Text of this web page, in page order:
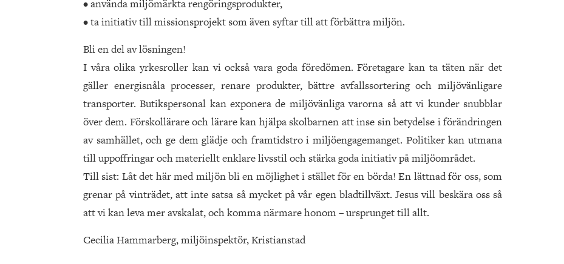
• använda miljömärkta rengöringsprodukter,
• ta initiativ till missionsprojekt som även syftar till att förbättra miljön.
Bli en del av lösningen!
I våra olika yrkesroller kan vi också vara goda föredömen. Företagare kan ta täten när det
gäller energisnåla processer, renare produkter, bättre avfallssortering och miljövänligare
transporter. Butikspersonal kan exponera de miljövänliga varorna så att vi kunder snubblar
över dem. Förskollärare och lärare kan hjälpa skolbarnen att inse sin betydelse i förändringen
av samhället, och ge dem glädje och framtidstro i miljöengagemanget. Politiker kan utmana
till uppoffringar och materiellt enklare livsstil och stärka goda initiativ på miljöområdet.
Till sist: Låt det här med miljön bli en möjlighet i stället för en börda! En lättnad för oss, som
grenar på vinträdet, att inte satsa så mycket på vår egen bladtillväxt. Jesus vill beskära oss så
att vi kan leva mer avskalat, och komma närmare honom – ursprunget till allt.
Cecilia Hammarberg, miljöinspektör, Kristianstad